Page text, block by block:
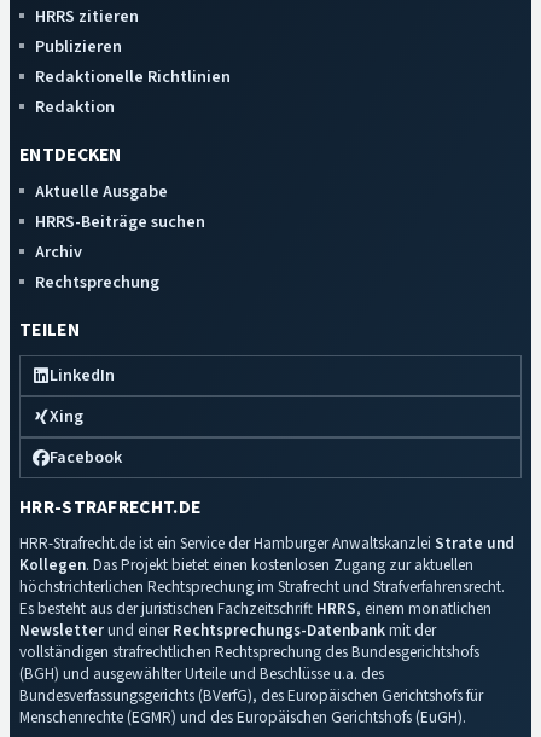
HRRS zitieren
Publizieren
Redaktionelle Richtlinien
Redaktion
ENTDECKEN
Aktuelle Ausgabe
HRRS-Beiträge suchen
Archiv
Rechtsprechung
TEILEN
LinkedIn
Xing
Facebook
HRR-STRAFRECHT.DE
HRR-Strafrecht.de ist ein Service der Hamburger Anwaltskanzlei Strate und
Kollegen. Das Projekt bietet einen kostenlosen Zugang zur aktuellen
höchstrichterlichen Rechtsprechung im Strafrecht und Strafverfahrensrecht.
Es besteht aus der juristischen Fachzeitschrift HRRS, einem monatlichen
Newsletterund einerRechtsprechungs-Datenbankmit der
vollständigen strafrechtlichen Rechtsprechung des Bundesgerichtshofs
(BGH) und ausgewählter Urteile und Beschlüsse u.a. des
Bundesverfassungsgerichts (BVerfG), des Europäischen Gerichtshofs für
Menschenrechte (EGMR) und des Europäischen Gerichtshofs (EuGH).